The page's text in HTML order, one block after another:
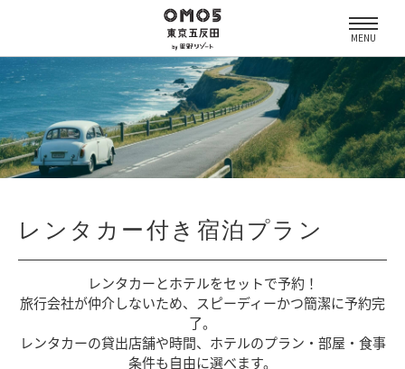
MENU
レンタカー付き宿泊プラン
レンタカーとホテルをセットで予約！
旅行会社が仲介しないため、
スピーディーかつ簡潔に予約完
了。
レンタカーの貸出店舗や時間、 ホテルのプラン・部屋・食事
条件も自由に選べます。